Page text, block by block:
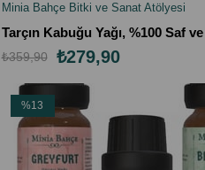
SEPETE EKLE
Minia Bahçe Bitki ve Sanat Atölyesi
₺279,90
₺359,90
%13
İndirim
%13İndirim